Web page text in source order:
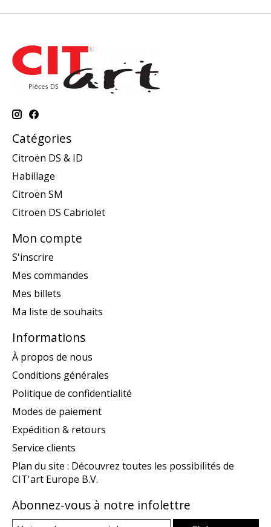
Catégories
Citroën DS & ID
Habillage
Citroën SM
Citroën DS Cabriolet
Mon compte
S'inscrire
Mes commandes
Mes billets
Ma liste de souhaits
Informations
À propos de nous
Conditions générales
Politique de confidentialité
Modes de paiement
Expédition & retours
Service clients
Plan du site : Découvrez toutes les possibilités de
CIT'art Europe B.V.
Abonnez-vous à notre infolettre